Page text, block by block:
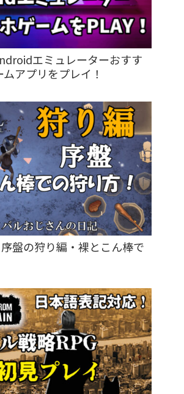
エミュレーターおすす
アプリをプレイ！
序盤の狩り編・裸とこん棒で